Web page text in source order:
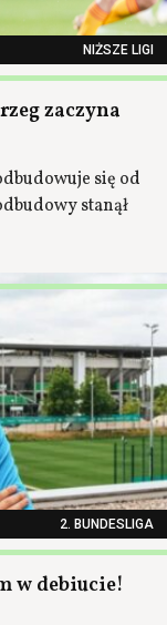
NIŻSZE LIGI
zaczyna
się od
stanął
2. BUNDESLIGA
w debiucie!